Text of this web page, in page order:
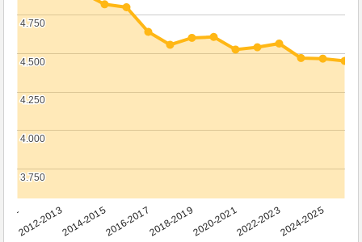
2012-20132014-20152016-20172018-20192020-20212022-20232024-2025
3.750
3.750
4.000
4.000
4.250
4.250
4.500
4.500
4.750
4.750